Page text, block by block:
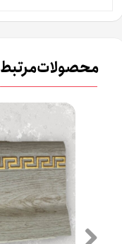
محصولات مرتبط